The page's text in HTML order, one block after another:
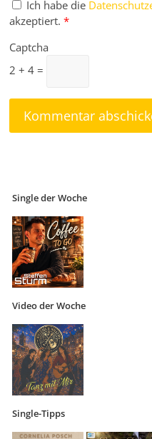
Ich habe die
akzeptiert. *
Captcha
2 + 4 =
Single der Woche
Video der Woche
Single-Tipps